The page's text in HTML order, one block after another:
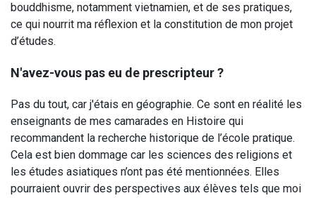
bouddhisme, notamment vietnamien, et de ses pratiques,
ce qui nourrit ma réflexion et la constitution de mon projet
d’études.
N'avez-vous pas eu de prescripteur ?
Pas du tout, car j'étais en géographie. Ce sont en réalité les
enseignants de mes camarades en Histoire qui
recommandent la recherche historique de l’école pratique.
Cela est bien dommage car les sciences des religions et
les études asiatiques n’ont pas été mentionnées. Elles
pourraient ouvrir des perspectives aux élèves tels que moi